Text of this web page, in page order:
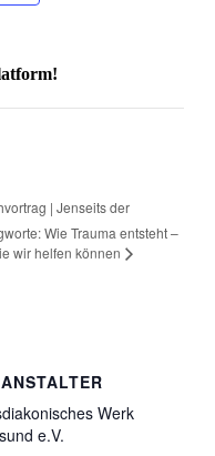
| Jenseits der
Wie Trauma entsteht –
wir helfen können
Werk
e.V.